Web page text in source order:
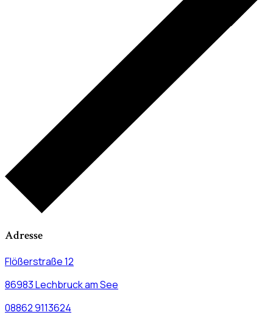
Adresse
Flößerstraße 12
86983 Lechbruck am See
08862 9113624